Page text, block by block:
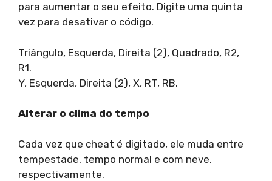
para aumentar o seu efeito. Digite uma quinta
vez para desativar o código.
Triângulo, Esquerda, Direita (2), Quadrado, R2,
R1.
Y, Esquerda, Direita (2), X, RT, RB.
Alterar o clima do tempo
Cada vez que cheat é digitado, ele muda entre
tempestade, tempo normal e com neve,
respectivamente.